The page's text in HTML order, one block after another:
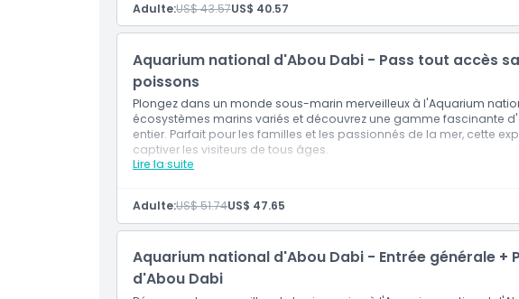
aquatiques venues du monde entier.
Idéal pour les familles et les passionnés de la mer de tous
Adulte:US$ 43.57US$ 40.57
Aquarium national d'Abou Dabi - Pass tout accès
poissons
Plongez dans un monde sous-marin merveilleux à l'Aquarium
écosystèmes marins variés et découvrez une gamme fascinante
entier. Parfait pour les familles et les passionnés de la mer, cette
captiver les visiteurs de tous âges.
Lire la suite
Inclus
Explorez des écosystèmes marins variés et découvrez des
entier.
Idéal pour les familles et les passionnés de la mer de tous
Adulte:US$ 51.74US$ 47.65
Aquarium national d'Abou Dabi - Entrée générale +
d'Abou Dabi